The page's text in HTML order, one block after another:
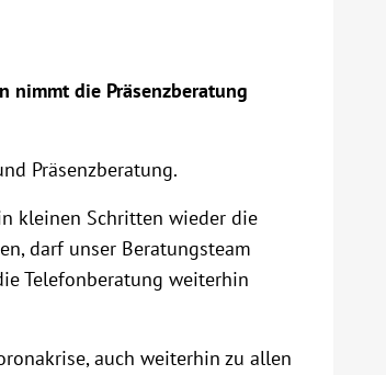
nimmt die Präsenzberatung
Präsenzberatung.
kleinen Schritten wieder die
darf unser Beratungsteam
Telefonberatung weiterhin
auch weiterhin zu allen